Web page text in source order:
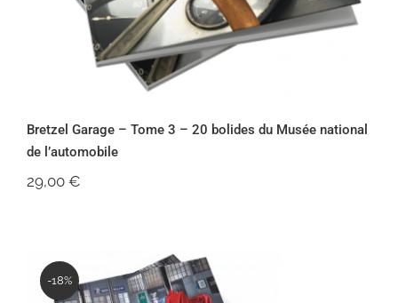
Bretzel Garage – Tome 3 – 20 bolides du Musée national
de l’automobile
29,00 €
-18%